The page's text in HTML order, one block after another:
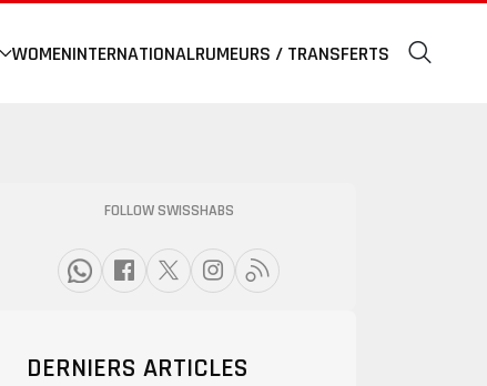
WOMENINTERNATIONALRUMEURS / TRANSFERTS
FOLLOW SWISSHABS
DERNIERS ARTICLES